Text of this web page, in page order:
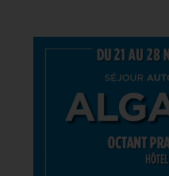
AOÛT
Fin de saison du PGA
AOÛT
SAVOIR VIVRE > LA COMPLAINTE DU
Etiquette : ne cherchez
SOLHEIM CUP 2026 > CHOIX
Solheim Cup 2026 :